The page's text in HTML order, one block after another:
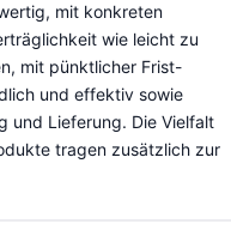
mit konkreten
wie leicht zu
mit pünktlicher Frist-
und effektiv sowie
und Lieferung. Die Vielfalt
tragen zusätzlich zur